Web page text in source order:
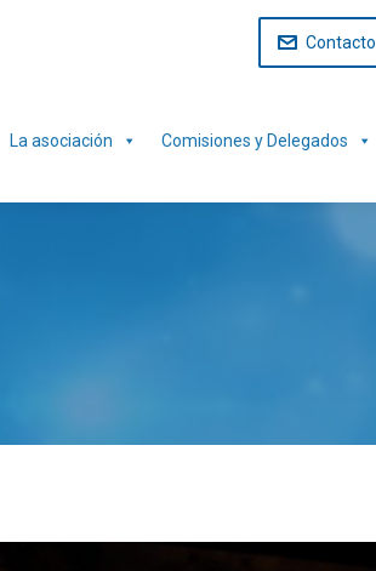
Contacto
La asociación Comisiones y Delegados